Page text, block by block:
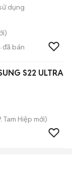
dụng
đã bán
S22 ULTRA
Tam Hiệp mới)